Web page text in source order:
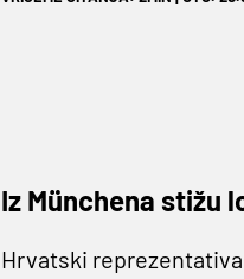
Iz Münchena stižu
Hrvatski